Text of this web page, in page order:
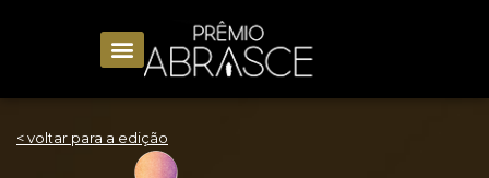
< voltar para a edição